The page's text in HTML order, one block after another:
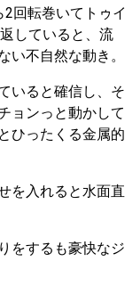
回転巻いてトゥイ
していると、流
い不自然な動き。
いると確信し、そ
ョンっと動かして
ひったくる金属的
を入れると水面直
をするも豪快なジ